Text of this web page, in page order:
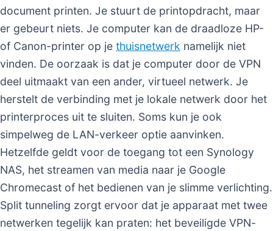
document printen. Je stuurt de printopdracht, maar
er gebeurt niets. Je computer kan de draadloze HP-
of Canon-printer op je thuisnetwerk namelijk niet
vinden. De oorzaak is dat je computer door de VPN
deel uitmaakt van een ander, virtueel netwerk. Je
herstelt de verbinding met je lokale netwerk door het
printerproces uit te sluiten. Soms kun je ook
simpelweg de LAN-verkeer optie aanvinken.
Hetzelfde geldt voor de toegang tot een Synology
NAS, het streamen van media naar je Google
Chromecast of het bedienen van je slimme verlichting.
Split tunneling zorgt ervoor dat je apparaat met twee
netwerken tegelijk kan praten: het beveiligde VPN-